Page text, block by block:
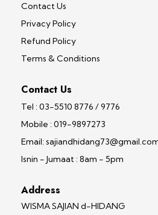
Contact Us
Privacy Policy
Refund Policy
Terms & Conditions
Contact Us
Tel : 03-5510 8776 / 9776
Mobile : 019-9897273
Email:
Isnin - Jumaat : 8am - 5pm
Address
WISMA SAJIAN d-HIDANG